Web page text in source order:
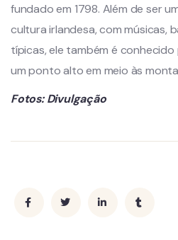
fundado em 1798. Além de ser
cultura irlandesa, com músicas,
típicas, ele também é
um ponto alto em meio às
Fotos: Divulgação